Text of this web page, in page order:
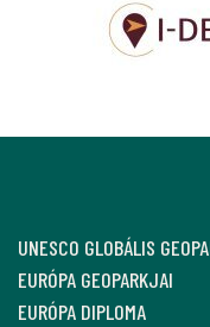
UNESCO GLOBÁLIS
EURÓPA GEOPARKJAI
EURÓPA DIPLOMA